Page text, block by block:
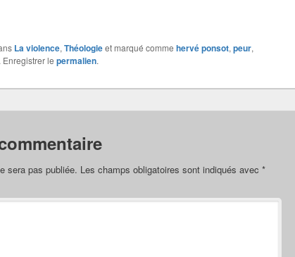
La violence, Théologieet marqué comme hervé ponsot, peur,
. Enregistrer le permalien.
sera pas publiée. Les champs obligatoires sont indiqués avec *